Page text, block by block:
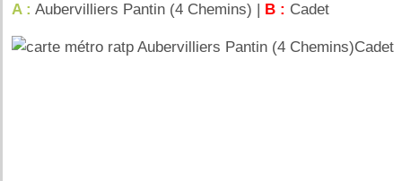
A : Aubervilliers Pantin (4 Chemins) | B : Cadet